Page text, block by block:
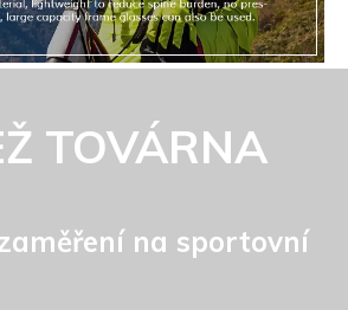
TOVÁRNA
na sportovní